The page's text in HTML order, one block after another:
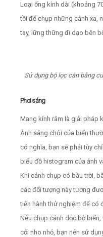
Loại ống kính dài (khoảng
tồi để chụp những cảnh xa,
tay, lững thững đi dạo bên
Sử dụng bộ lọc cân bằng
Phơi sáng
Mang kính râm là giải pháp
Ánh sáng chói của biển
có nghĩa, bạn sẽ phải tùy
biểu đồ histogram của ảnh
Khi cảnh chụp có bầu trời,
các đối tượng này tương
tiến hành thử nghiệm để có
Nếu chụp cảnh dọc bờ
cối nho nhỏ, bạn nên sử